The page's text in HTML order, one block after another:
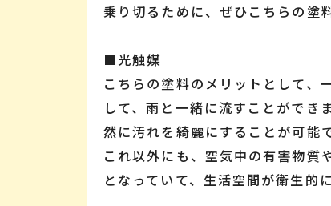
乗り切るために、ぜひこちらの塗
■光触媒
こちらの塗料のメリットとして、
して、雨と一緒に流すことができ
然に汚れを綺麗にすることが可能で
これ以外にも、空気中の有害物質
となっていて、生活空間が衛生的